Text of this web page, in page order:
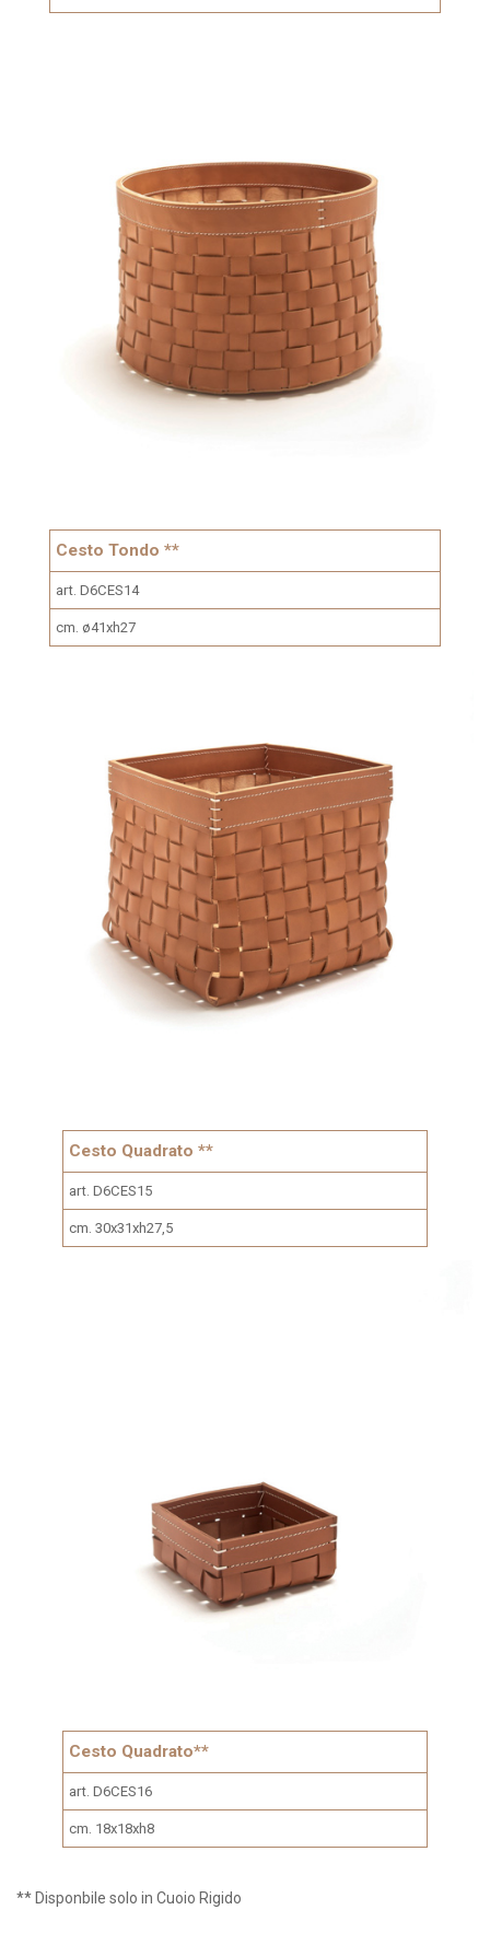
Cesto Tondo **
art. D6CES14
cm. ø41xh27
Cesto Quadrato **
art. D6CES15
cm. 30x31xh27,5
Cesto Quadrato**
art. D6CES16
cm. 18x18xh8
** Disponbile solo in Cuoio Rigido